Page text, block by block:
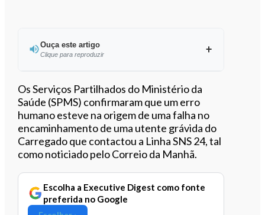
Ouça este artigo
Clique para reproduzir
Ouvir este artigo
Os Serviços Partilhados do Ministério da
Saúde (SPMS) confirmaram que um erro
humano esteve na origem de uma falha no
encaminhamento de uma utente grávida do
Carregado que contactou a Linha SNS 24, tal
como noticiado pelo Correio da Manhã.
Escolha a Executive Digest como fonte
preferida no Google